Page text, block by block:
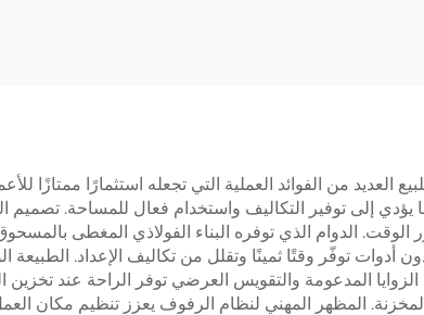
العديد من الفوائد العملية التي تجعله استثمارًا
إلى توفير التكاليف واستخدام فعال للمساحة. تصميم
الوقت. الدوام الذي توفره البناء الفولاذي المغطى
أدوات توفّر وقتًا ثمينًا وتقلل من تكاليف الإعداد.
الزوايا المدعومة والتقويس العرضي توفر الراحة عند
المظهر المهني لنظام الرفوف يعزز تنظيم مكان